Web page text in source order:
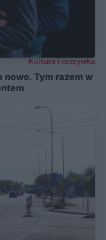
Kultura i rozrywka
Tym razem w